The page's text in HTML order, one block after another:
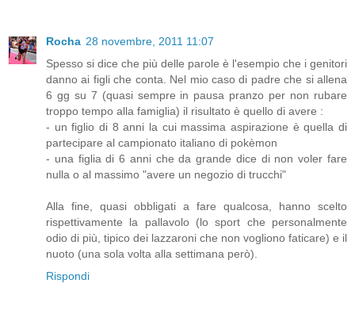
Rocha 28 novembre, 2011 11:07
Spesso si dice che più delle parole è l'esempio che i genitori
danno ai figli che conta. Nel mio caso di padre che si allena
6 gg su 7 (quasi sempre in pausa pranzo per non rubare
troppo tempo alla famiglia) il risultato è quello di avere :
- un figlio di 8 anni la cui massima aspirazione è quella di
partecipare al campionato italiano di pokèmon
- una figlia di 6 anni che da grande dice di non voler fare
nulla o al massimo "avere un negozio di trucchi"
Alla fine, quasi obbligati a fare qualcosa, hanno scelto
rispettivamente la pallavolo (lo sport che personalmente
odio di più, tipico dei lazzaroni che non vogliono faticare) e il
nuoto (una sola volta alla settimana però).
Rispondi